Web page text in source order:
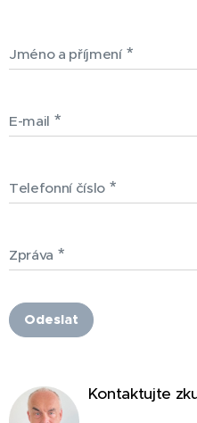
Jméno a příjmení
E-mail
Telefonní číslo
Zpráva
Odeslat
Kontaktujte